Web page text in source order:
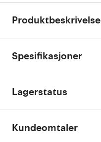
Produktbeskrivelse
Spesifikasjoner
Lagerstatus
Kundeomtaler